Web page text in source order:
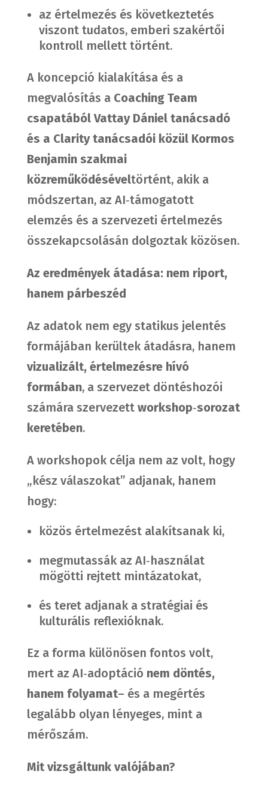
az értelmezés és következtetés
viszont tudatos, emberi szakértői
kontroll mellett történt.
A koncepció kialakítása és a
megvalósítás a Coaching Team
csapatából Vattay Dániel tanácsadó
és a Clarity tanácsadói közül Kormos
Benjamin szakmai
közreműködéséveltörtént, akik a
módszertan, az AI‑támogatott
elemzés és a szervezeti értelmezés
összekapcsolásán dolgoztak közösen.
Az eredmények átadása: nem riport,
hanem párbeszéd
Az adatok nem egy statikus jelentés
formájában kerültek átadásra, hanem
vizualizált, értelmezésre hívó
formában, a szervezet döntéshozói
számára szervezett workshop‑sorozat
keretében.
A workshopok célja nem az volt, hogy
„kész válaszokat” adjanak, hanem
hogy:
közös értelmezést alakítsanak ki,
megmutassák az AI‑használat
mögötti rejtett mintázatokat,
és teret adjanak a stratégiai és
kulturális reflexióknak.
Ez a forma különösen fontos volt,
mert az AI‑adoptáció nem döntés,
hanem folyamat– és a megértés
legalább olyan lényeges, mint a
mérőszám.
Mit vizsgáltunk valójában?